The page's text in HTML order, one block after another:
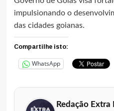
impulsionando o
das cidades goianas.
Compartilhe isto:
WhatsApp
Redação Extra